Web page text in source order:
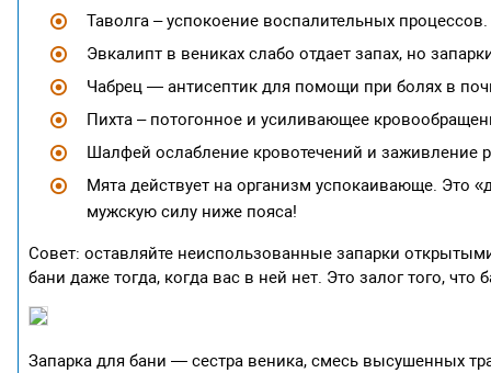
Таволга – успокоение воспалительных процессов.
Эвкалипт в вениках слабо отдает запах, но
Чабрец — антисептик для помощи при болях в
Пихта – потогонное и усиливающее
Шалфей ослабление кровотечений и заживление
Мята действует на организм успокаивающе. Это
мужскую силу ниже пояса!
Совет: оставляйте неиспользованные запарки
бани даже тогда, когда вас в ней нет. Это залог того,
Запарка для бани — сестра веника, смесь высушенных